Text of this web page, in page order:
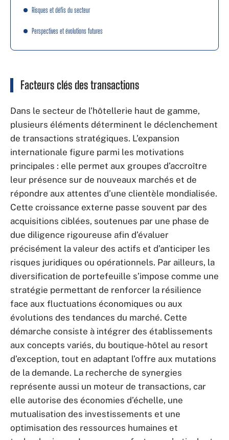
Risques et défis du secteur
Perspectives et évolutions futures
Facteurs clés des transactions
Dans le secteur de l’hôtellerie haut de gamme,
plusieurs éléments déterminent le déclenchement
de transactions stratégiques. L’expansion
internationale figure parmi les motivations
principales : elle permet aux groupes d’accroître
leur présence sur de nouveaux marchés et de
répondre aux attentes d’une clientèle mondialisée.
Cette croissance externe passe souvent par des
acquisitions ciblées, soutenues par une phase de
due diligence rigoureuse afin d’évaluer
précisément la valeur des actifs et d’anticiper les
risques juridiques ou opérationnels. Par ailleurs, la
diversification de portefeuille s’impose comme une
stratégie permettant de renforcer la résilience
face aux fluctuations économiques ou aux
évolutions des tendances du marché. Cette
démarche consiste à intégrer des établissements
aux concepts variés, du boutique-hôtel au resort
d’exception, tout en adaptant l’offre aux mutations
de la demande. La recherche de synergies
représente aussi un moteur de transactions, car
elle autorise des économies d’échelle, une
mutualisation des investissements et une
optimisation des ressources humaines et